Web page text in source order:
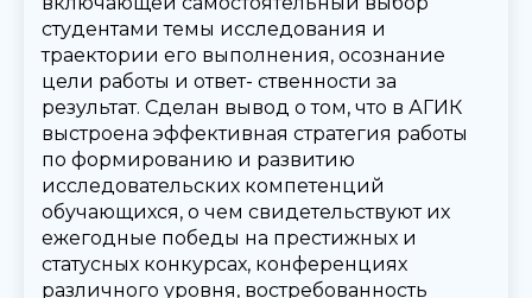
студентами темы исследования и
траектории его выполнения, осознание
цели работы и ответ- ственности за
результат. Сделан вывод о том, что в АГИК
выстроена эффективная стратегия работы
по формированию и развитию
исследовательских компетенций
обучающихся, о чем свидетельствуют их
ежегодные победы на престижных и
статусных конкурсах, конференциях
различного уровня, востребованность